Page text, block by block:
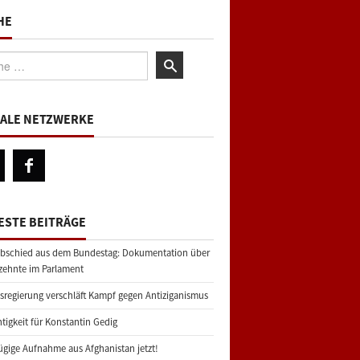
NETZWERKE
BEITRÄGE
aus dem Bundestag: Dokumentation über
im Parlament
verschläft Kampf gegen Antiziganismus
für Konstantin Gedig
Aufnahme aus Afghanistan jetzt!